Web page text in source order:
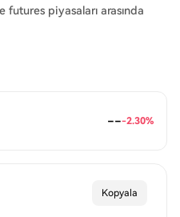
futures piyasaları arasında
---2.30%
Kopyala